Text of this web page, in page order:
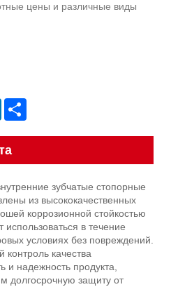
цены и различные виды
LinkedIn
зубчатые стопорные
из высококачественных
коррозионной стойкостью
использоваться в течение
условиях без повреждений.
контроль качества
и надежность продукта,
долгосрочную защиту от